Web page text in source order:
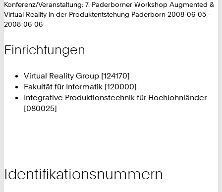
Konferenz/Veranstaltung: 7. Paderborner Workshop Augmented &
Virtual Reality in der Produktentstehung Paderborn 2008-06-05 -
2008-06-06
Einrichtungen
Virtual Reality Group [124170]
Fakultät für Informatik [120000]
Integrative Produktionstechnik für Hochlohnländer
[080025]
Identifikationsnummern